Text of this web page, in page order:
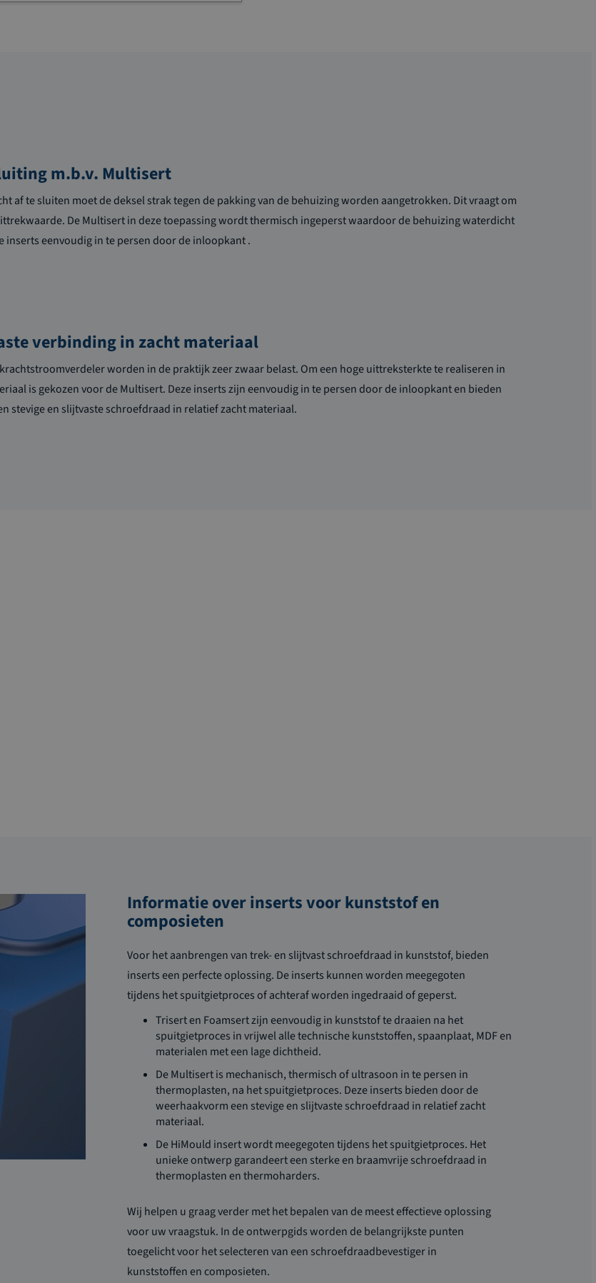
m.b.v. Multisert
af te sluiten moet de deksel strak tegen de pakking van de behuizing worden aangetrokken. Dit vraagt om
De Multisert in deze toepassing wordt thermisch ingeperst waardoor de behuizing waterdicht
inserts eenvoudig in te persen door de inloopkant.
verbinding in zacht materiaal
worden in de praktijk zeer zwaar belast. Om een hoge uittreksterkte te realiseren in
is gekozen voor de Multisert. Deze inserts zijn eenvoudig in te persen door de inloopkant en bieden
stevige en slijtvaste schroefdraad in relatief zacht materiaal.
Informatie over inserts voor kunststof en
composieten
Voor het aanbrengen van trek- en slijtvast schroefdraad in kunststof, bieden
inserts een perfecte oplossing. De inserts kunnen worden meegegoten
tijdens het spuitgietproces of achteraf worden ingedraaid of geperst.
Trisert en Foamsert zijn eenvoudig in kunststof te draaien na het
spuitgietproces in vrijwel alle technische kunststoffen, spaanplaat, MDF en
materialen met een lage dichtheid.
De Multisert is mechanisch, thermisch of ultrasoon in te persen in
thermoplasten, na het spuitgietproces. Deze inserts bieden door de
weerhaakvorm een stevige en slijtvaste schroefdraad in relatief zacht
materiaal.
De HiMould insert wordt meegegoten tijdens het spuitgietproces. Het
unieke ontwerp garandeert een sterke en braamvrije schroefdraad in
thermoplasten en thermoharders.
Wij helpen u graag verder met het bepalen van de meest effectieve oplossing
voor uw vraagstuk. In de ontwerpgids worden de belangrijkste punten
toegelicht voor het selecteren van een schroefdraadbevestiger in
kunststoffen en composieten.